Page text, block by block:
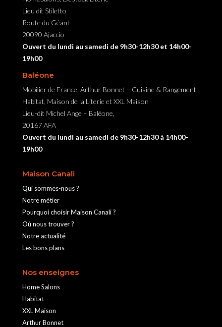
Lieu dit Stiletto
Route du Géant
20090 Ajaccio
Ouvert du lundi au samedi de 9h30-12h30 et 14h00-
19h00
Baléone
Mobilier de France, Arthur Bonnet – Cuisine & Rangement,
Habitat, Maison de la Literie et XXL Maison
Lieu-dit Michel Ange – Baléone,
20167 AFA
Ouvert du lundi au samedi de 9h30-12h30 à 14h00-
19h00
Maison Canali
Qui sommes-nous ?
Notre métier
Pourquoi choisir Maison Canali ?
Où nous trouver ?
Notre actualité
Les bons plans
Nos enseignes
Home Salons
Habitat
XXL Maison
Arthur Bonnet